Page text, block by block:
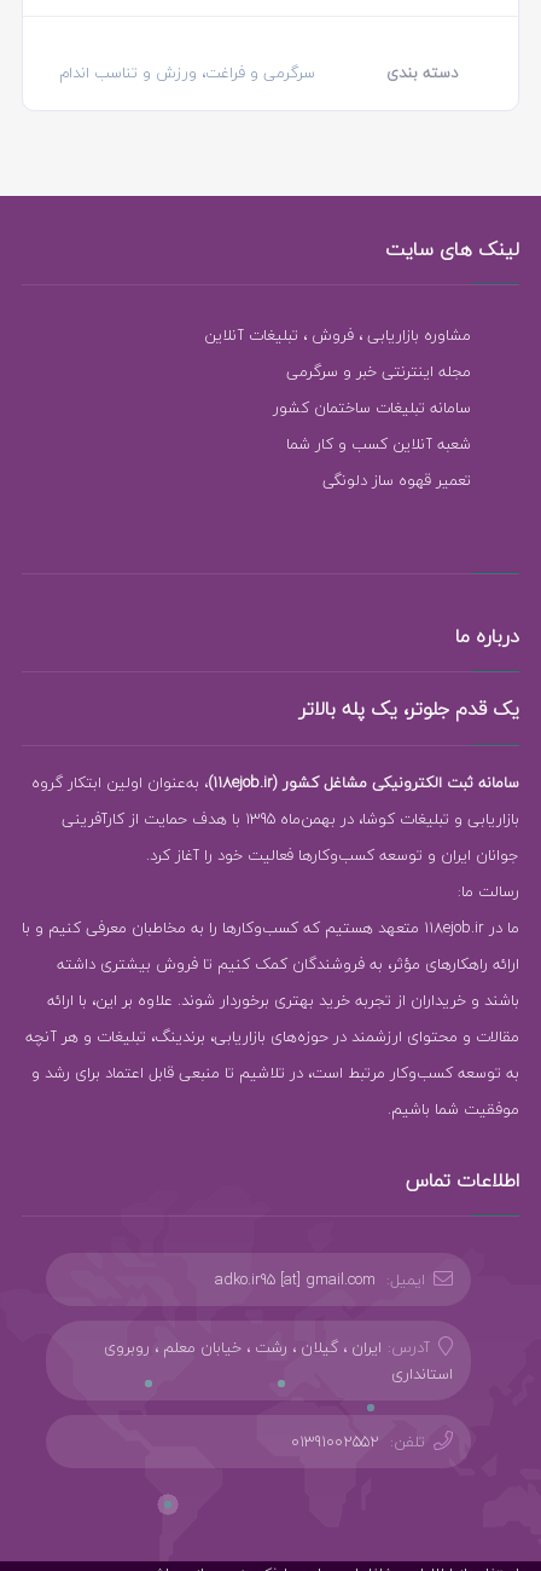
دسته بندی سرگرمی و فراغت، ورزش و تناسب اندام
لینک های سایت
مشاوره بازاریابی ، فروش ، تبلیغات آنلاین
مجله اینترنتی خبر و سرگرمی
سامانه تبلیغات ساختمان کشور
شعبه آنلاین کسب و کار شما
تعمیر قهوه ساز دلونگی
درباره ما
یک قدم جلوتر، یک پله بالاتر
سامانه ثبت الکترونیکی مشاغل کشور (118ejob.ir)
، به‌عنوان اولین ابتکار گروه
بازاریابی و تبلیغات کوشا، در بهمن‌ماه 1395 با هدف حمایت از کارآفرینی
جوانان ایران و توسعه کسب‌وکارها فعالیت خود را آغاز کرد.
رسالت ما:
ما در 118ejob.ir متعهد هستیم که کسب‌وکارها را به مخاطبان معرفی کنیم و با
ارائه راهکارهای مؤثر، به فروشندگان کمک کنیم تا فروش بیشتری داشته
باشند و خریداران از تجربه خرید بهتری برخوردار شوند. علاوه بر این، با ارائه
مقالات و محتوای ارزشمند در حوزه‌های بازاریابی، برندینگ، تبلیغات و هر آنچه
به توسعه کسب‌وکار مرتبط است، در تلاشیم تا منبعی قابل اعتماد برای رشد و
موفقیت شما باشیم.
اطلاعات تماس
ایمیل: adko.ir95 [at] gmail.com
آدرس: ایران ، گیلان ، رشت ، خیابان معلم ، روبروی
استانداری
تلفن: 01391002552